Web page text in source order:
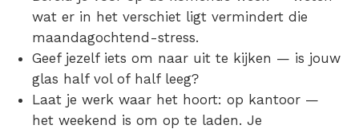
wat er in het verschiet ligt vermindert die
maandagochtend-stress.
Geef jezelf iets om naar uit te kijken — is jouw
glas half vol of half leeg?
Laat je werk waar het hoort: op kantoor —
het weekend is om op te laden. Je